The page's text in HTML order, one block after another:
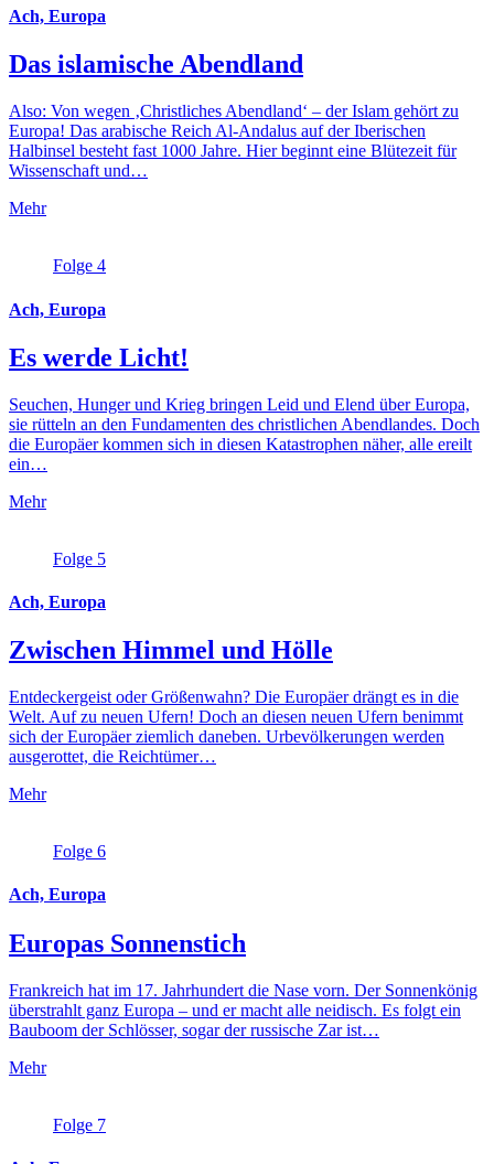
Ach, Europa
Das islamische Abendland
Also: Von wegen ‚Christliches Abendland‘ – der Islam gehört zu
Europa! Das arabische Reich Al-Andalus auf der Iberischen
Halbinsel besteht fast 1000 Jahre. Hier beginnt eine Blütezeit für
Wissenschaft und…
Mehr
Folge 4
Ach, Europa
Es werde Licht!
Seuchen, Hunger und Krieg bringen Leid und Elend über Europa,
sie rütteln an den Fundamenten des christlichen Abendlandes. Doch
die Europäer kommen sich in diesen Katastrophen näher, alle ereilt
ein…
Mehr
Folge 5
Ach, Europa
Zwischen Himmel und Hölle
Entdeckergeist oder Größenwahn? Die Europäer drängt es in die
Welt. Auf zu neuen Ufern! Doch an diesen neuen Ufern benimmt
sich der Europäer ziemlich daneben. Urbevölkerungen werden
ausgerottet, die Reichtümer…
Mehr
Folge 6
Ach, Europa
Europas Sonnenstich
Frankreich hat im 17. Jahrhundert die Nase vorn. Der Sonnenkönig
überstrahlt ganz Europa – und er macht alle neidisch. Es folgt ein
Bauboom der Schlösser, sogar der russische Zar ist…
Mehr
Folge 7